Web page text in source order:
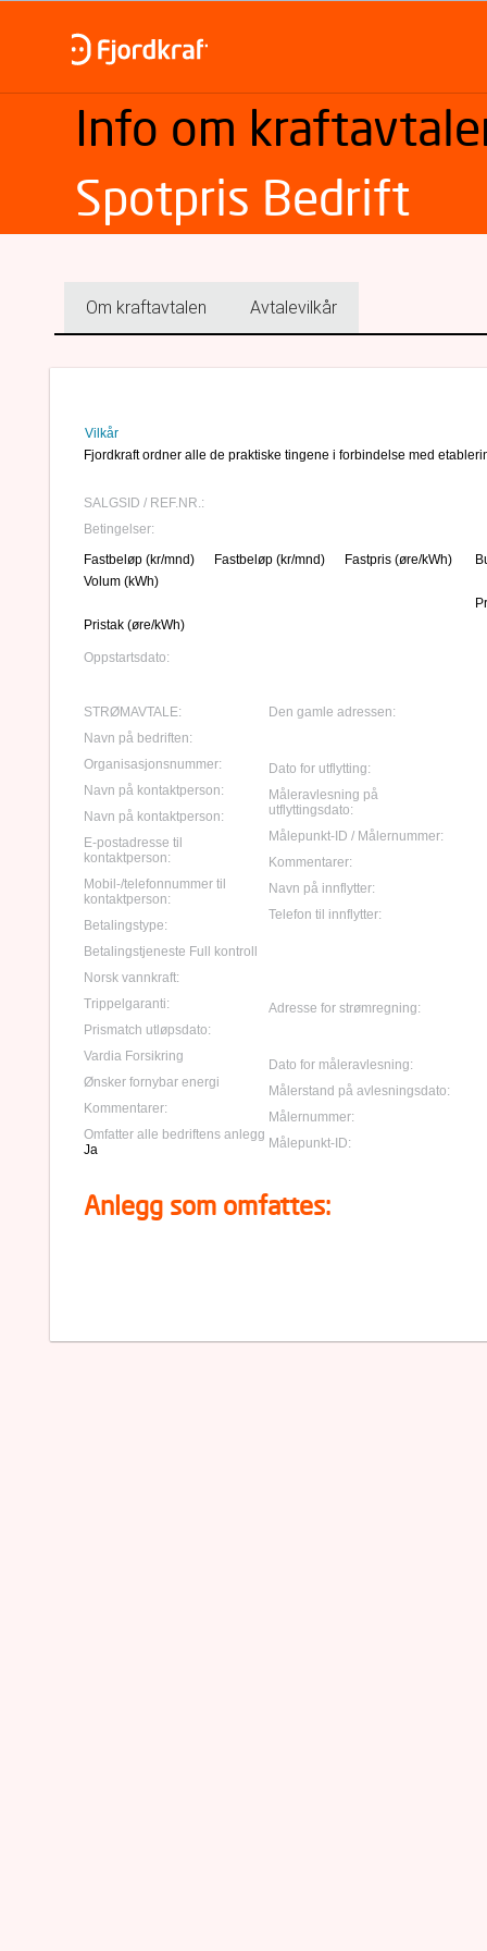
Info om
Spotpris Bedrift
Om kraftavtalen Avtalevilkår
Vilkår
Fjordkraft ordner alle de praktiske tingene i forbindelse med
SALGSID / REF.NR.:
Betingelser:
Fastbeløp (kr/mnd)
Fastbeløp (kr/mnd) Fastpris (øre/kWh)
Volum (kWh)
Pristak (øre/kWh)
Oppstartsdato:
STRØMAVTALE:
Navn på bedriften:
Organisasjonsnummer:
Navn på kontaktperson:
Navn på kontaktperson:
E-postadresse til
kontaktperson:
Mobil-/telefonnummer til
kontaktperson:
Betalingstype:
Betalingstjeneste Full kontroll
Norsk vannkraft:
Trippelgaranti:
Prismatch utløpsdato:
Vardia Forsikring
Ønsker fornybar energi
Kommentarer:
Omfatter alle bedriftens anlegg
Ja
Den gamle adressen:
Dato for utflytting:
Måleravlesning på
utflyttingsdato:
Målepunkt-ID / Målernummer:
Kommentarer:
Navn på innflytter:
Telefon til innflytter:
Adresse for strømregning:
Dato for måleravlesning:
Målerstand på avlesningsdato:
Målernummer:
Målepunkt-ID:
Anlegg som omfattes: